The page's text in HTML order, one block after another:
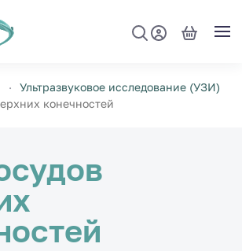
Ультразвуковое исследование (УЗИ)
конечностей